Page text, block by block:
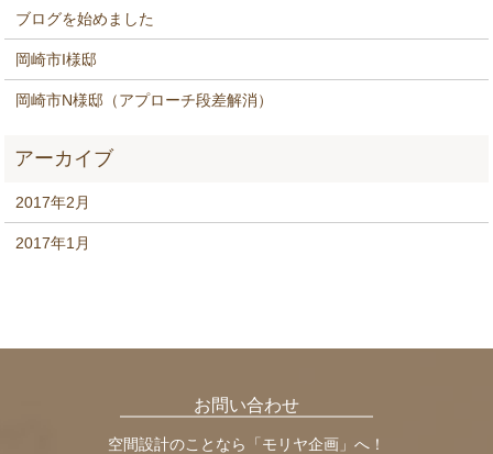
ブログを始めました
岡崎市I様邸
岡崎市N様邸（アプローチ段差解消）
2017年2月
2017年1月
お問い合わせ
空間設計のことなら「モリヤ企画」へ！